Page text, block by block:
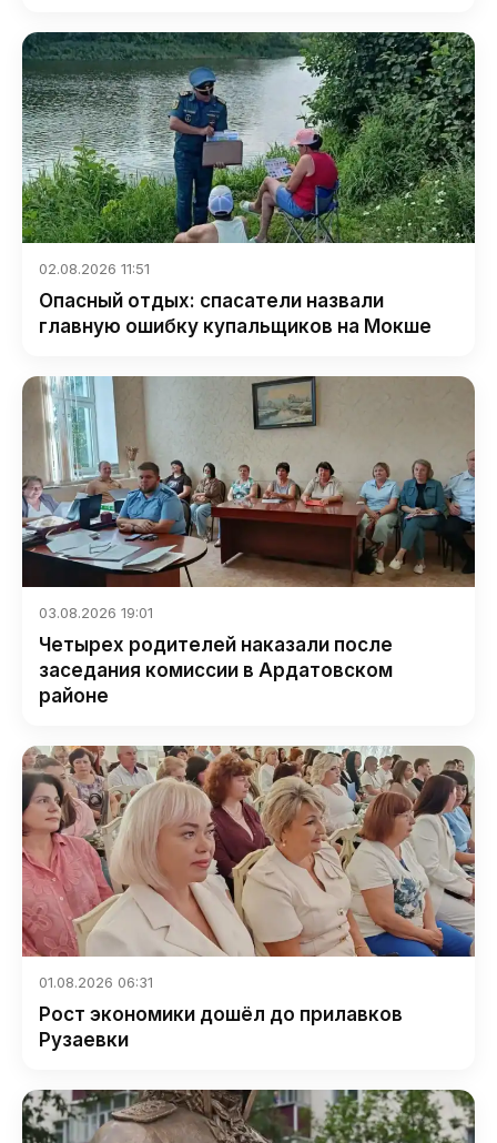
02.08.2026 11:51
Опасный отдых: спасатели назвали
главную ошибку купальщиков на Мокше
03.08.2026 19:01
Четырех родителей наказали после
заседания комиссии в Ардатовском
районе
01.08.2026 06:31
Рост экономики дошёл до прилавков
Рузаевки